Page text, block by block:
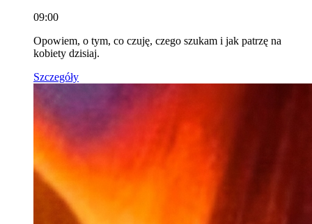
09:00
Opowiem, o tym, co czuję, czego szukam i jak patrzę na
kobiety dzisiaj.
Szczegóły